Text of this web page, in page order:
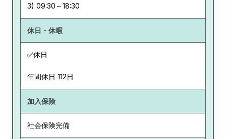
休日・休暇
✅休日
年間休日 112日
加入保険
社会保険完備